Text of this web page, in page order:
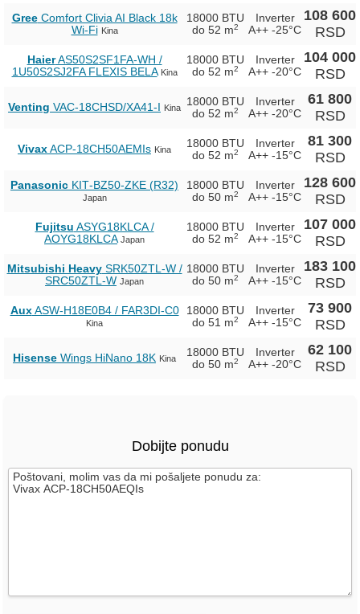
GreeComfort Clivia AI Black 18k
Wi-Fi Kina
18000 BTU
do 52 m2
Inverter
A++ -25°C
108 600
RSD
HaierAS50S2SF1FA-WH /
1U50S2SJ2FA FLEXIS BELA Kina
18000 BTU
do 52 m2
Inverter
A++ -20°C
104 000
RSD
Venting VAC-18CHSD/XA41-I Kina
18000 BTU
do 52 m2
Inverter
A++ -20°C
61 800
RSD
Vivax ACP-18CH50AEMIs Kina
18000 BTU
do 52 m2
Inverter
A++ -15°C
81 300
RSD
Panasonic KIT‑BZ50‑ZKE (R32)
Japan
18000 BTU
do 50 m2
Inverter
A++ -15°C
128 600
RSD
Fujitsu ASYG18KLCA /
AOYG18KLCA Japan
18000 BTU
do 52 m2
Inverter
A++ -15°C
107 000
RSD
Mitsubishi HeavySRK50ZTL-W /
SRC50ZTL-W Japan
18000 BTU
do 50 m2
Inverter
A++ -15°C
183 100
RSD
AuxASW-H18E0B4 / FAR3DI-C0
Kina
18000 BTU
do 51 m2
Inverter
A++ -15°C
73 900
RSD
Hisense Wings HiNano 18K Kina
18000 BTU
do 50 m2
Inverter
A++ -20°C
62 100
RSD
Dobijte ponudu